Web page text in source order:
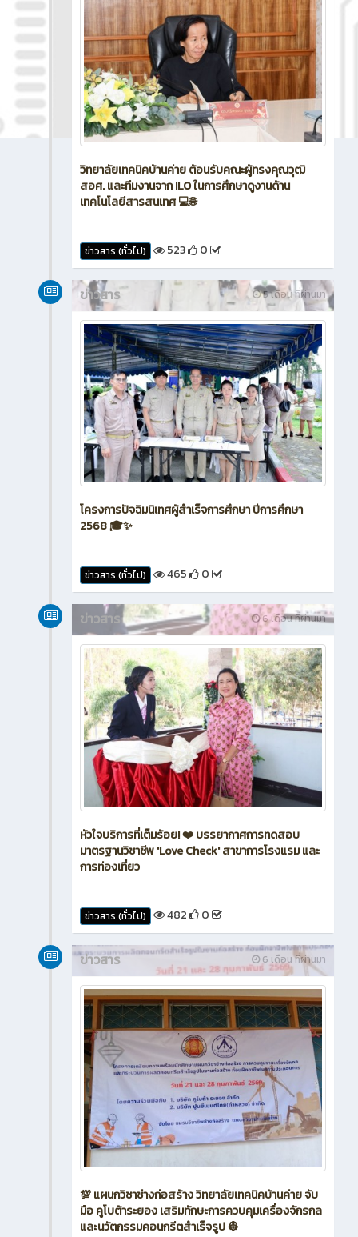
วิทยาลัยเทคนิคบ้านค่าย ต้อนรับคณะผู้ทรงคุณวุฒิ
สอศ. และทีมงานจาก ILO ในการศึกษาดูงานด้าน
เทคโนโลยีสารสนเทศ 💻🌐
ข่าวสาร (ทั่วไป) 523 0
5 เดือน ที่ผ่านมา
ข่าวสาร
โครงการปัจฉิมนิเทศผู้สำเร็จการศึกษา ปีการศึกษา
2568 🎓✨
ข่าวสาร (ทั่วไป) 465 0
6 เดือน ที่ผ่านมา
ข่าวสาร
หัวใจบริการที่เต็มร้อย! ❤️ บรรยากาศการทดสอบ
มาตรฐานวิชาชีพ 'Love Check' สาขาการโรงแรม และ
การท่องเที่ยว
ข่าวสาร (ทั่วไป) 482 0
6 เดือน ที่ผ่านมา
ข่าวสาร
💯 แผนกวิชาช่างก่อสร้าง วิทยาลัยเทคนิคบ้านค่าย จับ
มือ คูโบต้าระยอง เสริมทักษะการควบคุมเครื่องจักรกล
และนวัตกรรมคอนกรีตสำเร็จรูป 👷